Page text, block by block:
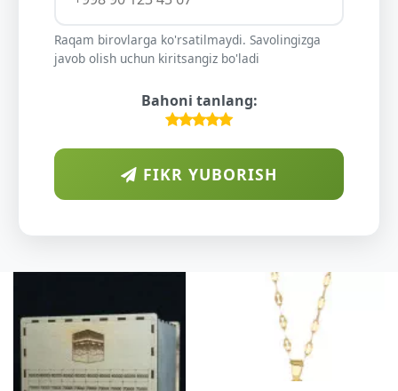
Raqam birovlarga ko'rsatilmaydi. Savolingizga
javob olish uchun kiritsangiz bo'ladi
Bahoni tanlang:
FIKR YUBORISH